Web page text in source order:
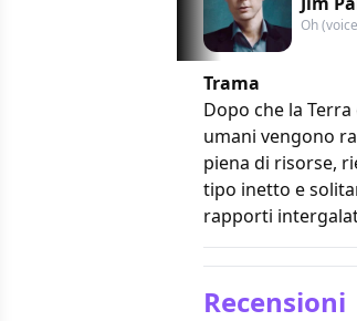
Oh
Trama
Dopo che la
umani vengono
piena di risorse,
tipo inetto e
rapporti
Recensioni